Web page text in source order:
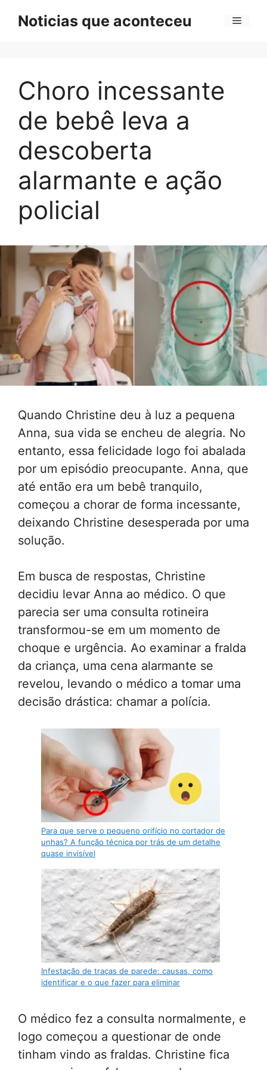
Noticias que aconteceu Menu
Choro incessante
de bebê leva a
descoberta
alarmante e ação
policial
Quando Christine deu à luz a pequena
Anna, sua vida se encheu de alegria. No
entanto, essa felicidade logo foi abalada
por um episódio preocupante. Anna, que
até então era um bebê tranquilo,
começou a chorar de forma incessante,
deixando Christine desesperada por uma
solução.
Em busca de respostas, Christine
decidiu levar Anna ao médico. O que
parecia ser uma consulta rotineira
transformou-se em um momento de
choque e urgência. Ao examinar a fralda
da criança, uma cena alarmante se
revelou, levando o médico a tomar uma
decisão drástica: chamar a polícia.
Para que serve o pequeno orifício no cortador de
unhas? A função técnica por trás de um detalhe
quase invisível
Infestação de traças de parede: causas, como
identificar e o que fazer para eliminar
O médico fez a consulta normalmente, e
logo começou a questionar de onde
tinham vindo as fraldas. Christine fica